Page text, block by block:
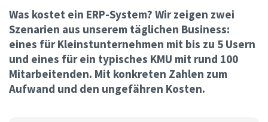
Was kostet ein ERP-System? Wir zeigen zwei
Szenarien aus unserem täglichen Business:
eines für Kleinstunternehmen mit bis zu 5 Usern
und eines für ein typisches KMU mit rund 100
Mitarbeitenden. Mit konkreten Zahlen zum
Aufwand und den ungefähren Kosten.